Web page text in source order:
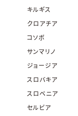
キルギス
クロアチア
コソボ
サンマリノ
ジョージア
スロバキア
スロベニア
セルビア